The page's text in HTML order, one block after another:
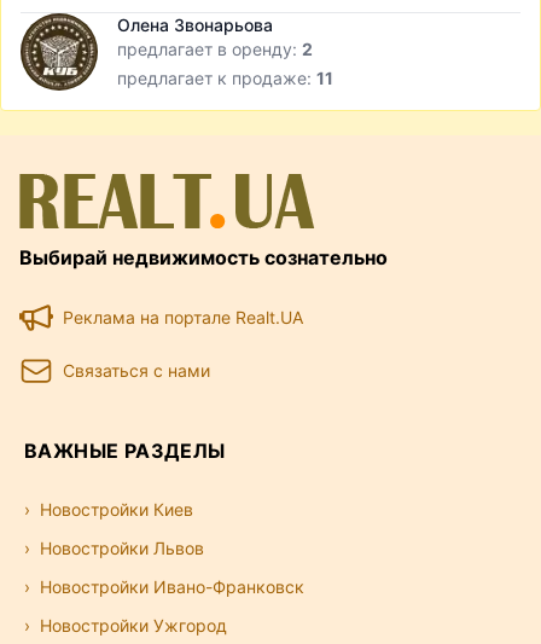
Олена Звонарьова
предлагает в оренду: 2
предлагает к продаже: 11
Выбирай недвижимость сознательно
Реклама на портале Realt.UA
Связаться с нами
ВАЖНЫЕ РАЗДЕЛЫ
Новостройки Киев
Новостройки Львов
Новостройки Ивано-Франковск
Новостройки Ужгород